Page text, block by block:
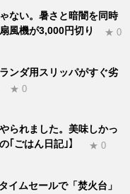
ない。暑さと暗闇を同時
風機が3,000円切り
★ 0
ンダ用スリッパがすぐ劣
★ 0
られました。美味しかっ
｢ごはん日記｣】
★ 0
イムセールで「焚火台」